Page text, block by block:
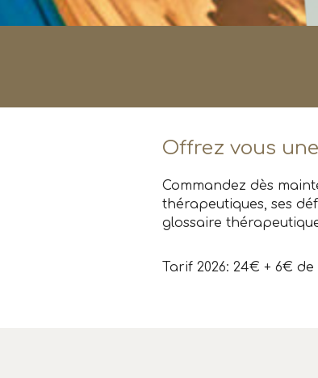
Offrez vous
Commandez dès
thérapeutiques, ses
glossaire
Tarif 2026: 24€ +6€ de